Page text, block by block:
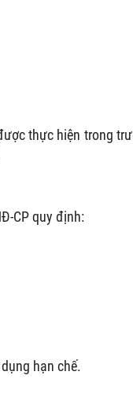
thực hiện trong
CP quy định:
hạn chế.